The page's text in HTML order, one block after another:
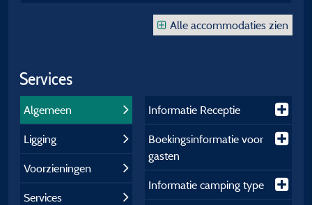
Alle accommodaties zien
Services
Algemeen
Ligging
Voorzieningen
Services
Informatie Receptie
Boekingsinformatie voor
gasten
Informatie camping type